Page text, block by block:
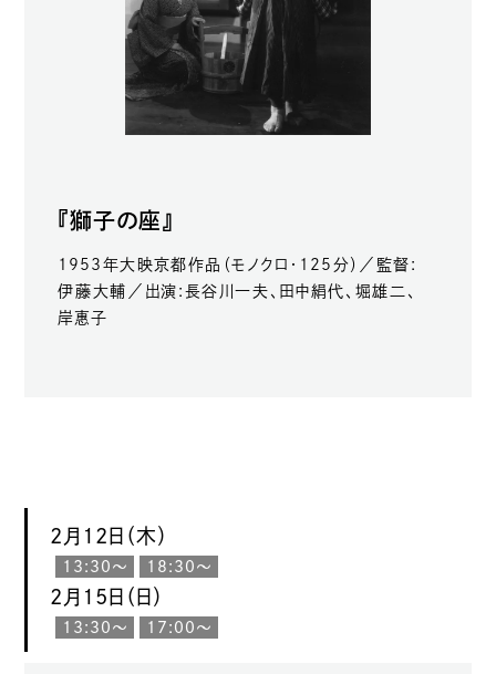
『獅子の座』
1953年大映京都作品（モノクロ・125分）／監督:
伊藤大輔／出演:長谷川一夫、田中絹代、堀雄二、
岸惠子
2月12日（木）
13:30〜 18:30〜
2月15日（日）
13:30〜 17:00〜